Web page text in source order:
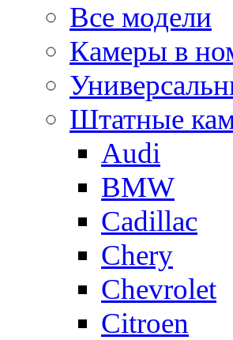
Все модели
Камеры в
Штатные
Audi
BMW
Cadillac
Chery
Chevrolet
Citroen